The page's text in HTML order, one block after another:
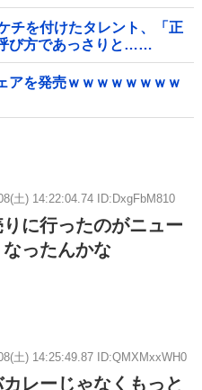
チを付けたタレント、「正
び方であっさりと……
アを発売ｗｗｗｗｗｗｗｗ
土) 14:22:04.74 ID:DxgFbM810
に行ったのがニュー
ったんかな
土) 14:25:49.87 ID:QMXMxxWH0
レーじゃなくもっと